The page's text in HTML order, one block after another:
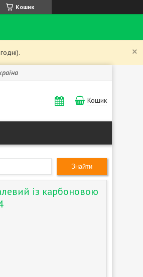
Кошик
Кошик
Знайти
із карбоновою